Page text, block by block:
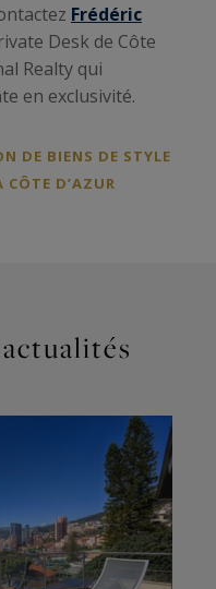
Frédéric
Desk de Côte
Realty qui
en exclusivité.
DE BIENS DE STYLE
CÔTE D’AZUR